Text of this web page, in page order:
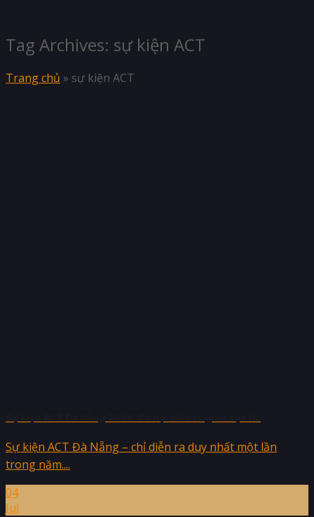
Tag Archives: sự kiện ACT
Trang chủ » sự kiện ACT
Sự kiện ACT Đà Nẵng – chỉ diễn ra duy nhất một lần
trong năm....
04
Jul